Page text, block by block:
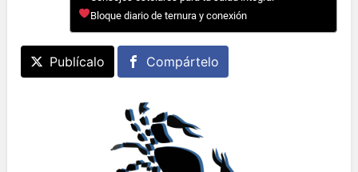
Bloque diario de ternura y conexión
Publícalo Compártelo